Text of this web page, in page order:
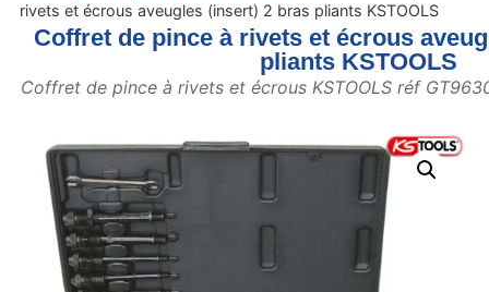
rivets et écrous aveugles (insert) 2 bras pliants KSTOOLS
Coffret de pince à rivets et écrous
pliants KSTOOLS
Coffret de pince à rivets et écrous KSTOOLS réf